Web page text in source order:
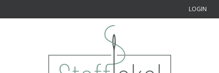
LOGIN